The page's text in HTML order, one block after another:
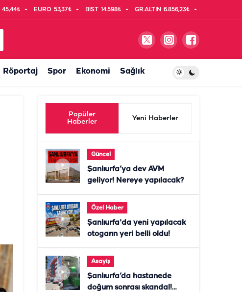
45,44₺ EURO 53,37₺ BIST 14.598₺ GR.ALTIN 6.856,23₺
Röportaj Spor Ekonomi Sağlık
Popüler
Haberler
Yeni Haberler
Güncel
Şanlıurfa’ya dev AVM
geliyor! Nereye yapılacak?
Özel Haber
Şanlıurfa'da yeni yapılacak
otogarın yeri belli oldu!
Asayiş
Şanlıurfa’da hastanede
doğum sonrası skandal!